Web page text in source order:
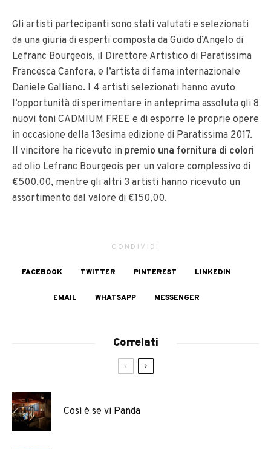
Gli artisti partecipanti sono stati valutati e selezionati
da una giuria di esperti composta da Guido d’Angelo di
Lefranc Bourgeois, il Direttore Artistico di Paratissima
Francesca Canfora, e l’artista di fama internazionale
Daniele Galliano. I 4 artisti selezionati hanno avuto
l’opportunità di sperimentare in anteprima assoluta gli 8
nuovi toni CADMIUM FREE e di esporre le proprie opere
in occasione della 13esima edizione di Paratissima 2017.
Il vincitore ha ricevuto in premio una fornitura di colori
ad olio Lefranc Bourgeois per un valore complessivo di
€500,00, mentre gli altri 3 artisti hanno ricevuto un
assortimento dal valore di €150,00.
CONDIVIDI
FACEBOOK TWITTER PINTEREST LINKEDIN
EMAIL WHATSAPP MESSENGER
Correlati
Così è se vi Panda